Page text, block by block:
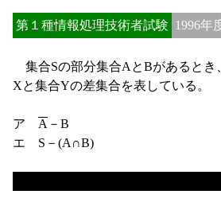
第１種情報処理技術者試験 1996年
集合Sの部分集合AとBがあるとき
Xと集合Yの差集合を表している。
ア A －B
エ S－(A∩B)